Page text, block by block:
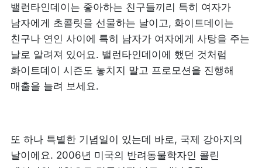
밸런타인데이는 좋아하는 친구들끼리 특히 여자가
남자에게 초콜릿을 선물하는 날이고, 화이트데이는
친구나 연인 사이에 특히 남자가 여자에게 사탕을 주는
날로 알려져 있어요. 밸런타인데이에 했던 것처럼
화이트데이 시즌도 놓치지 말고 프로모션을 진행해
매출을 늘려 보세요.
또 하나 특별한 기념일이 있는데 바로, 국제 강아지의
날이에요. 2006년 미국의 반려동물학자인 콜린